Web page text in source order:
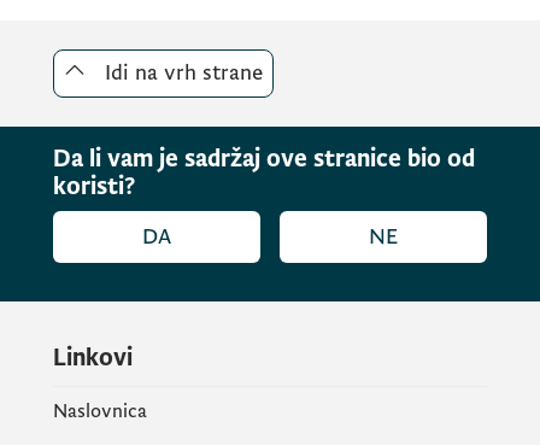
Idi na vrh strane
Da li vam je sadržaj ove stranice bio od
koristi?
DA NE
Linkovi
Naslovnica